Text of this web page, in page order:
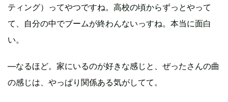
ティング）ってやつですね。高校の頃からずっとやって
て、自分の中でブームが終わんないっすね。本当に面白
い。
―なるほど。家にいるのが好きな感じと、ぜったさんの曲
の感じは、やっぱり関係ある気がしてて。